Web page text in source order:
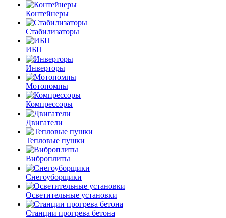
Контейнеры
Стабилизаторы
ИБП
Инверторы
Мотопомпы
Компрессоры
Двигатели
Тепловые пушки
Виброплиты
Снегоуборщики
Осветительные установки
Станции прогрева бетона